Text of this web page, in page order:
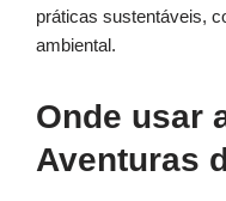
práticas sustentáveis,
ambiental.
Onde usar
Aventuras